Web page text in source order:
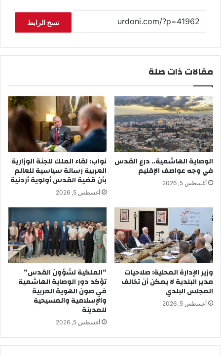
نسخ الرابط
مقالات ذات صلة
الوصاية الهاشمية.. درع القدس
في وجه عواصف الإقليم
أغسطس 5, 2026
نواب: لقاء الملك للجنة الوزارية
العربية رسالة سياسية للعالم
بأن قضية القدس أولوية أردنية
أغسطس 5, 2026
وزير الإدارة المحلية: صلاحيات
مدير البلدية لا يمكن أن تخالف
المجلس البلدي
أغسطس 5, 2026
“الملكية لشؤون القدس”
تؤكد دور الوصاية الهاشمية
في صون الهوية العربية
والإسلامية والمسيحية
للمدينة
أغسطس 5, 2026